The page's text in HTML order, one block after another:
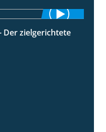
9:27
zielgerichtete